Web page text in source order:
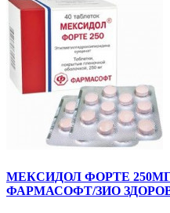
МЕКСИДОЛ ФОРТЕ
ФАРМАСОФТ/ЗИО